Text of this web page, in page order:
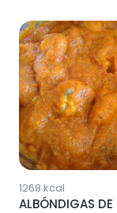
1268 kcal
ALBÓNDIGAS DE